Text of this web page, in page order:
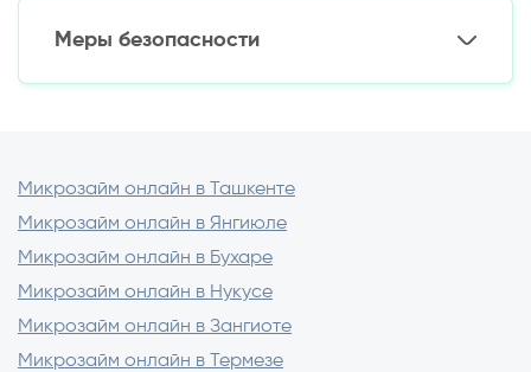
банка)
Круглосуточная доступность
Меры безопасности
Важные правила:
Используйте только лицензированные
приложения
Микрозайм онлайн в Ташкенте
Микрозайм онлайн в Янгиюле
Микрозайм онлайн в Бухаре
Микрозайм онлайн в Нукусе
Микрозайм онлайн в Зангиоте
Микрозайм онлайн в Термезе